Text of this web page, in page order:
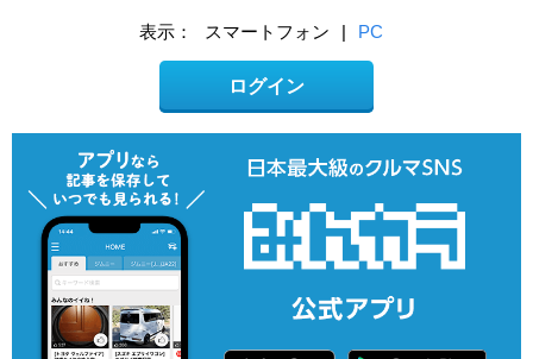
表示： スマートフォン | PC
ログイン